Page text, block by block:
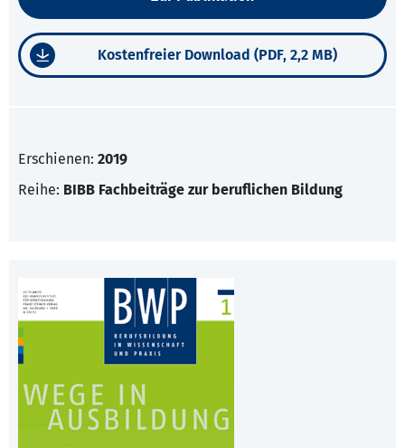
Kostenfreier Download (PDF, 2,2 MB)
Erschienen: 2019
Reihe: BIBB Fachbeiträge zur beruflichen Bildung